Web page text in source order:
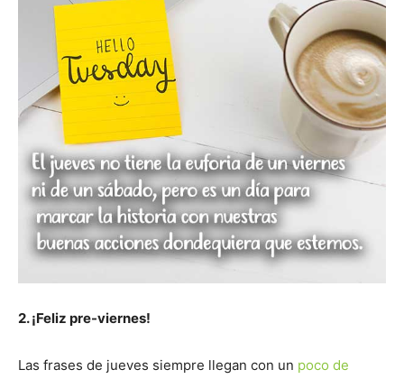
2. ¡Feliz pre-viernes!
Las frases de jueves siempre llegan con un poco de